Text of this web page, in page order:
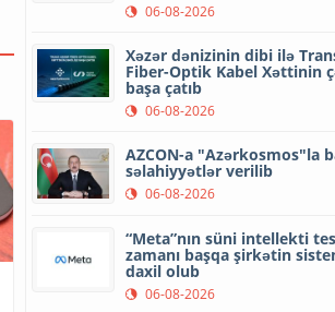
06-08-2026
Xəzər dənizinin dibi ilə
Fiber-Optik Kabel Xəttinin
başa çatıb
06-08-2026
AZCON-a "Azərkosmos"la
səlahiyyətlər verilib
06-08-2026
“Meta”nın süni intellekti
zamanı başqa şirkətin
daxil olub
06-08-2026